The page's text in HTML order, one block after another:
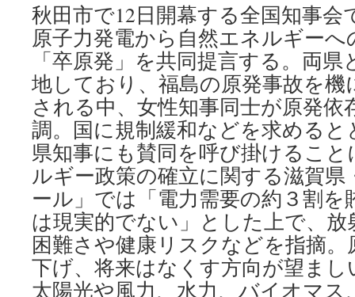
秋田市で12日開幕する全国知事会
原子力発電から自然エネルギー
「卒原発」を共同提言する。両
地しており、福島の原発事故を機
される中、女性知事同士が原発依
調。国に規制緩和などを求める
県知事にも賛同を呼び掛けるこ
ルギー政策の確立に関する滋賀県
ール」では「電力需要の約３割を
は現実的でない」とした上で、
困難さや健康リスクなどを指摘
下げ、将来はなくす方向が望ま
太陽光や風力、水力、バイオマス